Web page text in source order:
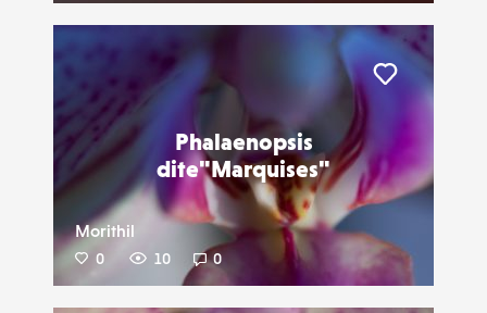
Phalaenopsis
dite"Marquises"
Morithil
0 10 0
Liker